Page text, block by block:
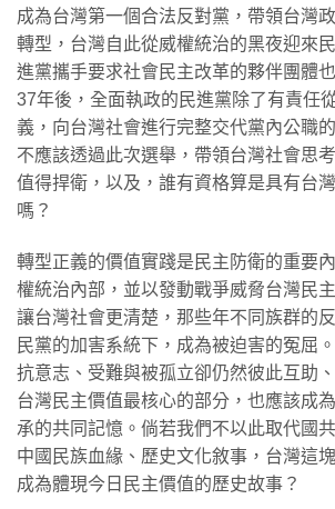
成為台灣第一個合法反對黨，帶領台灣
轉型，台灣自此從威權統治的黑夜迎來
進黨攜手要求社會民主改革的夥伴團體
37年後，全面執政的民進黨除了有責任
義，向台灣社會進行完整交代黨內公職
不應該透過此次選舉，帶領台灣社會思
值得捍衛，以及，誰有資格算是具有台
嗎？
轉型正義的價值實踐是民主防衛的重要
權統治內部，並以發動戰爭威脅台灣民
讓台灣社會更清楚，那些年不同族群的
民黨的加害系統下，成為被迫害的冤屈
抗意志、受難與被孤立卻仍然彼此互助
台灣民主價值最核心的部分，也應該成
承的共同記憶。倘若我們不以此取代國
中國民族血緣、歷史文化敘事，台灣這
成為體現今日民主價值的歷史故事？